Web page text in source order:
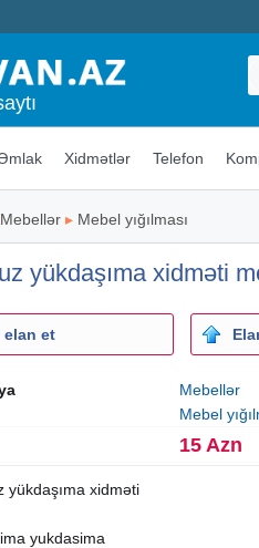
Xidmətlər Telefon
Mebellər ▸ Mebel yığılması
yükdaşıma xidməti
elan et
Mebellər
Mebel
15 Azn
yükdaşıma xidməti
yukdasima